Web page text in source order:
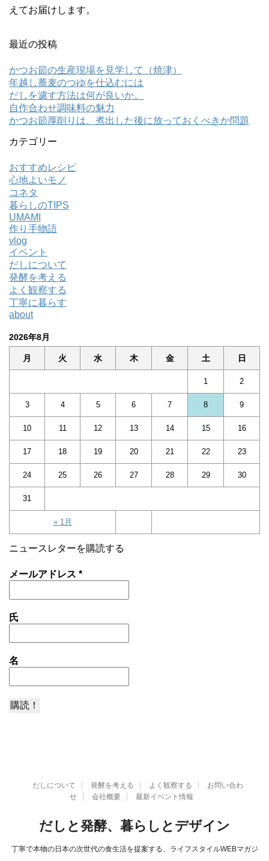
えてお届けします。
最近の投稿
かつお節の生産現場を見学して（焼津）
年越し蕎麦のつゆを仕込むには
だしを濾す方法は何が良いか。
自作合わせ調味料の魅力
かつお節厚削りは、煮出した後に放っておくべきか問題
カテゴリー
おすすめレシピ
心地よいモノ
コネタ
暮らしのTIPS
UMAMI
作り手物語
vlog
イベント
だしについて
発酵を考える
よく観察する
丁寧に暮らす
about
2026年8月
月 火 水 木 金 土 日
« 1月
1 2
3 4 5 6 7 8 9
10 11 12 13 14 15 16
17 18 19 20 21 22 23
24 25 26 27 28 29 30
31
ニュースレターを購読する
メールアドレス *
氏
名
だしについて 発酵を考える よく観察する
お問い合わ
せ
会社概要 最新イベント情報
だしと発酵、暮らしとデザイン
丁寧で本物の日本の次世代の食生活を提案する、ライフスタイルWEBマガジ